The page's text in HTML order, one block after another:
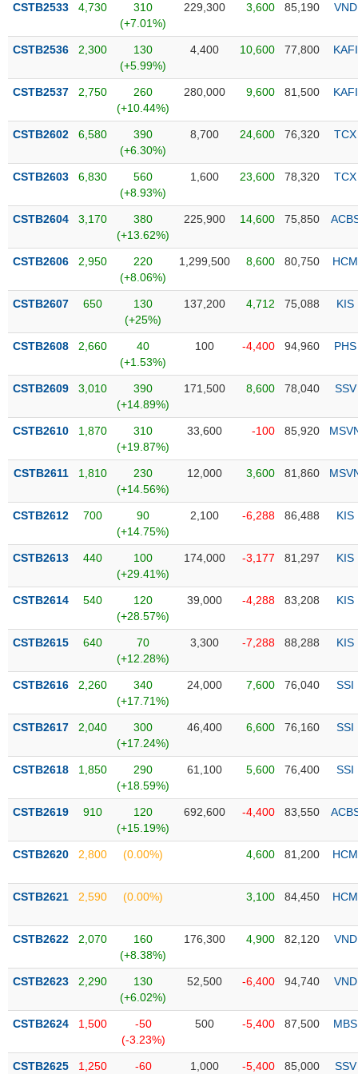
thái
phiếu
mô
thị
Niêm
Niêm
mới
yết
sung
niêm
yết
Theo
dõi
biệt
được
quỹ
mục
ETF
Cổ
chi
tiết
Tổng
quan
Giao
dịch
Tài
chính
Phân
tích
thuật
sơ
nghiệp
tức
sự
CSTB2533 4,730
310
(+7.01%)
229,300 3,600 85,190 VND
CSTB2536 2,300
130
(+5.99%)
4,400 10,600 77,800 KAFI
CSTB2537 2,750
260
(+10.44%)
280,000 9,600 81,500 KAFI
CSTB2602 6,580
390
(+6.30%)
8,700 24,600 76,320 TCX
CSTB2603 6,830
560
(+8.93%)
1,600 23,600 78,320 TCX
CSTB2604 3,170
380
(+13.62%)
225,900 14,600 75,850
CSTB2606 2,950
220
(+8.06%)
1,299,500 8,600 80,750 HCM
CSTB2607 650
130
(+25%)
137,200 4,712 75,088 KIS
CSTB2608 2,660
40
(+1.53%)
100 -4,400 94,960 PHS
CSTB2609 3,010
390
(+14.89%)
171,500 8,600 78,040 SSV
CSTB2610 1,870
310
(+19.87%)
33,600 -100 85,920
CSTB2611 1,810
230
(+14.56%)
12,000 3,600 81,860
CSTB2612 700
90
(+14.75%)
2,100 -6,288 86,488 KIS
CSTB2613 440
100
(+29.41%)
174,000 -3,177 81,297 KIS
CSTB2614 540
120
(+28.57%)
39,000 -4,288 83,208 KIS
CSTB2615 640
70
(+12.28%)
3,300 -7,288 88,288 KIS
CSTB2616 2,260
340
(+17.71%)
24,000 7,600 76,040 SSI
CSTB2617 2,040
300
(+17.24%)
46,400 6,600 76,160 SSI
CSTB2618 1,850
290
(+18.59%)
61,100 5,600 76,400 SSI
CSTB2619 910
120
(+15.19%)
692,600 -4,400 83,550
CSTB2620 2,800 (0.00%) 4,600 81,200 HCM
CSTB2621 2,590 (0.00%) 3,100 84,450 HCM
CSTB2622 2,070
160
(+8.38%)
176,300 4,900 82,120 VND
CSTB2623 2,290
130
(+6.02%)
52,500 -6,400 94,740 VND
CSTB2624 1,500
-50
(-3.23%)
500 -5,400 87,500 MBS
CSTB2625 1,250 -60 1,000 -5,400 85,000 SSV
NGÀNH
DOANH
NGHIỆP
PHIẾU
PHÁI
TRÁI
CÔNG
ĐẦU
TƯ
DỮ
MỚI
Ngành
(-)
VS-
LƯỢNG
NGUYÊN
VẬT
NGHIỆP